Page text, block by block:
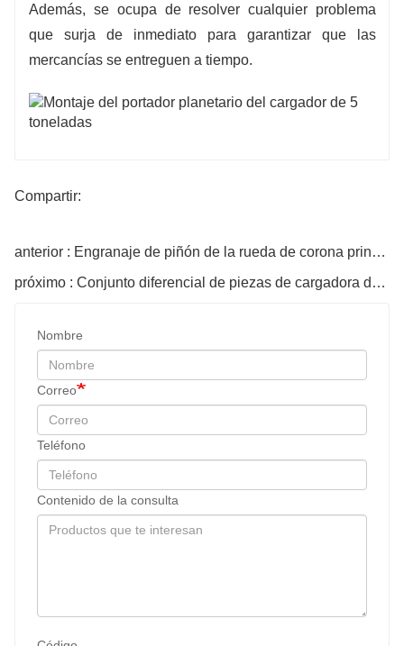
Además, se ocupa de resolver cualquier problema
que surja de inmediato para garantizar que las
mercancías se entreguen a tiempo.
Compartir:
anterior : Engranaje de piñón de la rueda de corona principal del cargador
próximo : Conjunto diferencial de piezas de cargadora de ruedas
Nombre
Correo
Teléfono
Contenido de la consulta